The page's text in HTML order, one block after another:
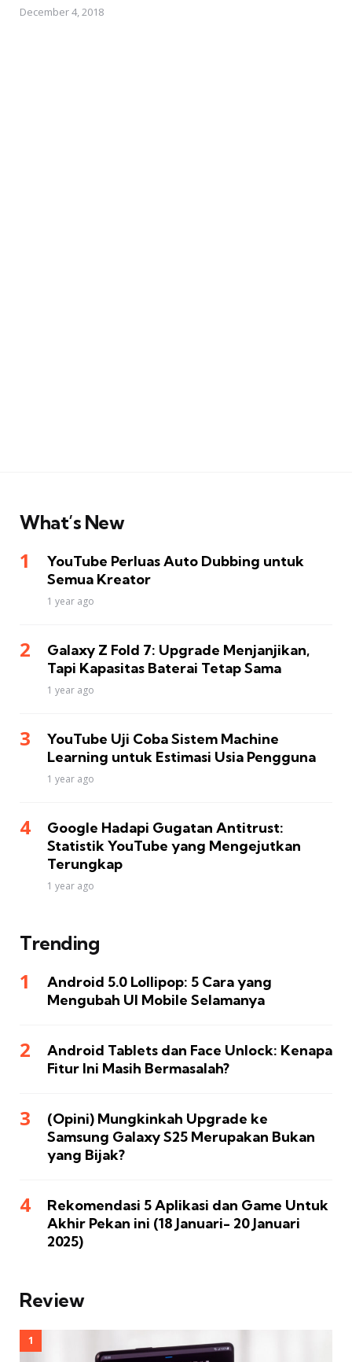
December 4, 2018
What’s New
YouTube Perluas Auto Dubbing untuk
Semua Kreator
1 year ago
Galaxy Z Fold 7: Upgrade Menjanjikan,
Tapi Kapasitas Baterai Tetap Sama
1 year ago
YouTube Uji Coba Sistem Machine
Learning untuk Estimasi Usia Pengguna
1 year ago
Google Hadapi Gugatan Antitrust:
Statistik YouTube yang Mengejutkan
Terungkap
1 year ago
Trending
Android 5.0 Lollipop: 5 Cara yang
Mengubah UI Mobile Selamanya
Android Tablets dan Face Unlock: Kenapa
Fitur Ini Masih Bermasalah?
(Opini) Mungkinkah Upgrade ke
Samsung Galaxy S25 Merupakan Bukan
yang Bijak?
Rekomendasi 5 Aplikasi dan Game Untuk
Akhir Pekan ini (18 Januari- 20 Januari
2025)
Review